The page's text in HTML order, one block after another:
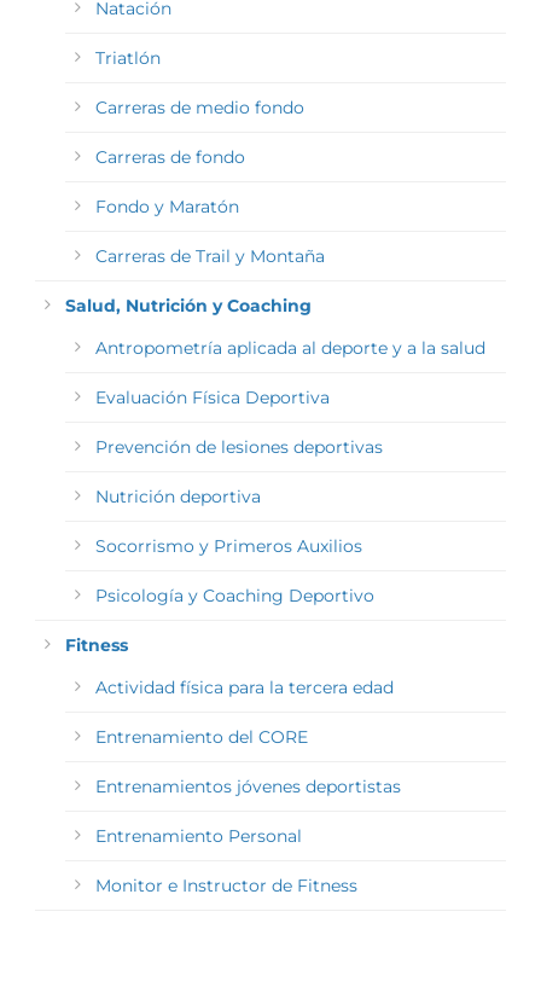
Natación
Triatlón
Carreras de medio fondo
Carreras de fondo
Fondo y Maratón
Carreras de Trail y Montaña
Salud, Nutrición y Coaching
Antropometría aplicada al deporte y a la salud
Evaluación Física Deportiva
Prevención de lesiones deportivas
Nutrición deportiva
Socorrismo y Primeros Auxilios
Psicología y Coaching Deportivo
Fitness
Actividad física para la tercera edad
Entrenamiento del CORE
Entrenamientos jóvenes deportistas
Entrenamiento Personal
Monitor e Instructor de Fitness